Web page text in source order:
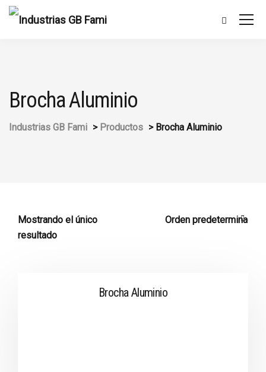
Brocha Aluminio
Industrias GB Fami > Productos > Brocha Aluminio
Mostrando el único
resultado
Brocha Aluminio